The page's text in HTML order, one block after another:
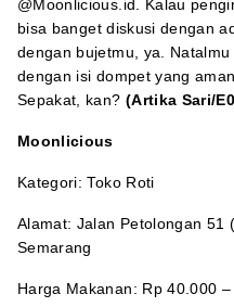
@Moonlicious.id. Kalau
bisa banget diskusi dengan
dengan bujetmu, ya.
dengan isi dompet yang
Sepakat, kan? (Artika Sari/
Moonlicious
Kategori: Toko Roti
Alamat: Jalan Petolongan 51
Semarang
Harga Makanan: Rp 40.000